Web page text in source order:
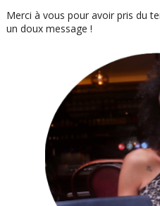
Merci à vous pour avoir pris du
un doux message !